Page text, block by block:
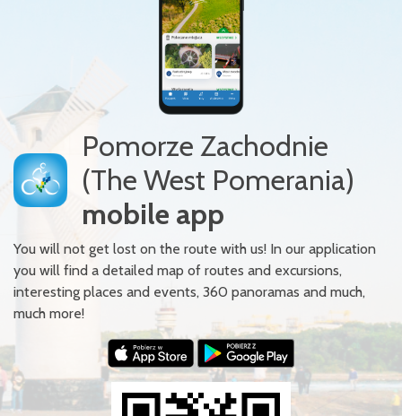
Pomorze Zachodnie
(The West Pomerania)
mobile app
You will not get lost on the route with us! In our application
you will find a detailed map of routes and excursions,
interesting places and events, 360 panoramas and much,
much more!